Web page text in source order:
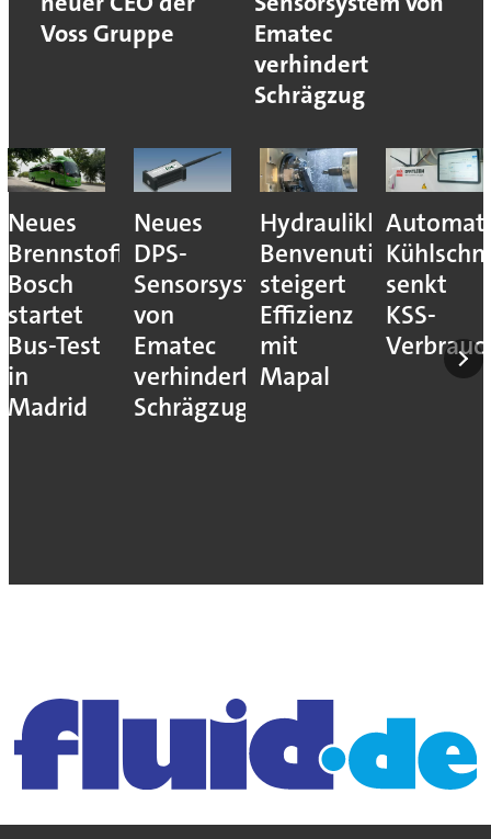
Voss Gruppe
Ematec
verhindert
Schrägzug
Neues
Brennstoffzellensystem:
Bosch
startet
Bus-Test
in
Madrid
Neues
DPS-
Sensorsystem
von
Ematec
verhindert
Schrägzug
Hydraulikhersteller
Benvenuti
steigert
Effizienz
mit
Mapal
senkt
KSS-